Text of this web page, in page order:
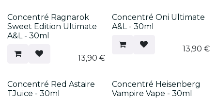
Concentré Ragnarok
Sweet Edition Ultimate
A&L - 30ml
13,90 €
Concentré Oni Ultimate
A&L - 30ml
13,90 €
Concentré Red Astaire
TJuice - 30ml
Concentré Heisenberg
Vampire Vape - 30ml